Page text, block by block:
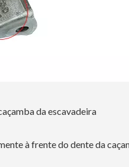
da escavadeira
à frente do dente da